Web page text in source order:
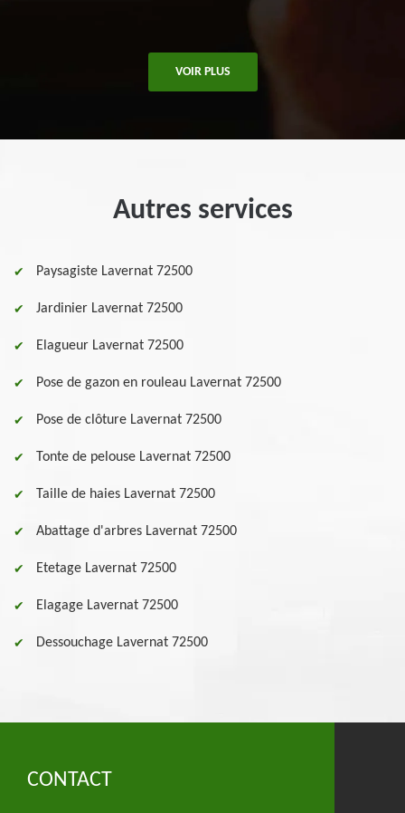
VOIR PLUS
Autres services
Paysagiste Lavernat 72500
Jardinier Lavernat 72500
Elagueur Lavernat 72500
Pose de gazon en rouleau Lavernat 72500
Pose de clôture Lavernat 72500
Tonte de pelouse Lavernat 72500
Taille de haies Lavernat 72500
Abattage d'arbres Lavernat 72500
Etetage Lavernat 72500
Elagage Lavernat 72500
Dessouchage Lavernat 72500
CONTACT